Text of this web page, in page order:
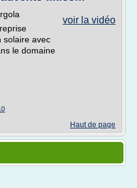
voir la vidéo
solaire avec
le domaine
Haut de page